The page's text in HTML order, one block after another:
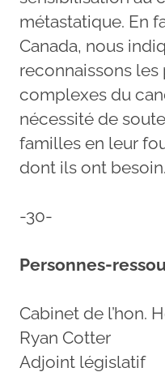
métastatique. En
Canada, nous
reconnaissons
complexes du
nécessité de
familles en leur
dont ils ont besoin.
-30-
Personnes-
Cabinet de l’hon.
Ryan Cotter
Adjoint législatif